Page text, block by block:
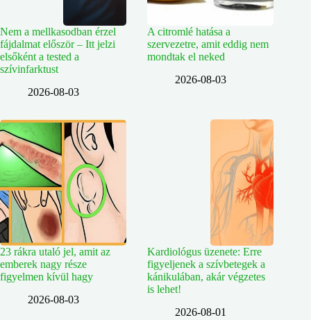
Nem a mellkasodban érzel
fájdalmat először – Itt jelzi
elsőként a tested a
szívinfarktust
2026-08-03
A citromlé hatása a
szervezetre, amit eddig nem
mondtak el neked
2026-08-03
23 rákra utaló jel, amit az
emberek nagy része
figyelmen kívül hagy
2026-08-03
Kardiológus üzenete: Erre
figyeljenek a szívbetegek a
kánikulában, akár végzetes
is lehet!
2026-08-01